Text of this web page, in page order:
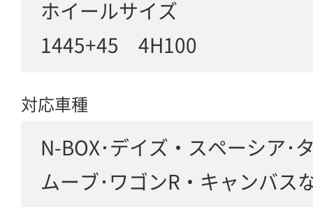
ホイールサイズ
1445+45 4H100
対応車種
N-BOX･デイズ・スペーシア･
ムーブ･ワゴンR・キャンバス